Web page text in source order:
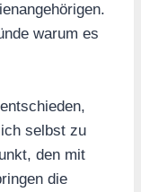
warum es
selbst zu
den mit
die